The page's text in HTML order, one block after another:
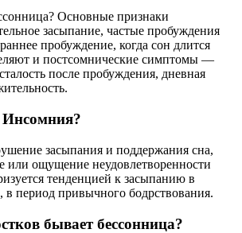
Основные признаки
засыпание, частые пробуждения
пробуждение, когда сон длится
и постсомнические симптомы —
после пробуждения, дневная
Инсомния?
засыпания и поддержания сна,
или ощущение неудовлетворенности
тенденцией к засыпанию в
в период привычного бодрствования.
бывает бессонница?